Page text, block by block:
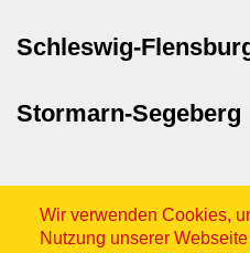
Schleswig-
Stormarn-Segeberg
Wir verwenden Cookies,
Nutzung unserer